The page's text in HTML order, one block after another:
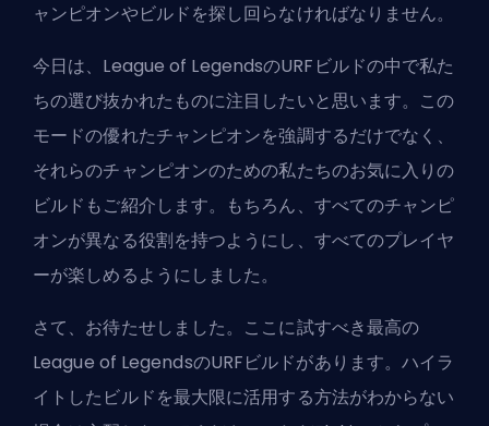
ャンピオンやビルドを探し回らなければなりません。
今日は、League of LegendsのURFビルドの中で私た
ちの選び抜かれたものに注目したいと思います。この
モードの優れたチャンピオンを強調するだけでなく、
それらのチャンピオンのための私たちのお気に入りの
ビルドもご紹介します。もちろん、すべてのチャンピ
オンが異なる役割を持つようにし、すべてのプレイヤ
ーが楽しめるようにしました。
さて、お待たせしました。ここに試すべき最高の
League of LegendsのURFビルドがあります。ハイラ
イトしたビルドを最大限に活用する方法がわからない